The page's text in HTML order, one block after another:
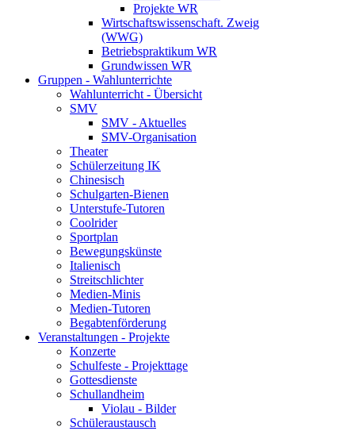
Projekte WR
Wirtschaftswissenschaft. Zweig
(WWG)
Betriebspraktikum WR
Grundwissen WR
Gruppen - Wahlunterrichte
Wahlunterricht - Übersicht
SMV
SMV - Aktuelles
SMV-Organisation
Theater
Schülerzeitung IK
Chinesisch
Schulgarten-Bienen
Unterstufe-Tutoren
Coolrider
Sportplan
Bewegungskünste
Italienisch
Streitschlichter
Medien-Minis
Medien-Tutoren
Begabtenförderung
Veranstaltungen - Projekte
Konzerte
Schulfeste - Projekttage
Gottesdienste
Schullandheim
Violau - Bilder
Schüleraustausch